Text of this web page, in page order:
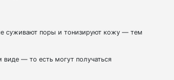
суживают поры и тонизируют кожу — тем
виде — то есть могут получаться